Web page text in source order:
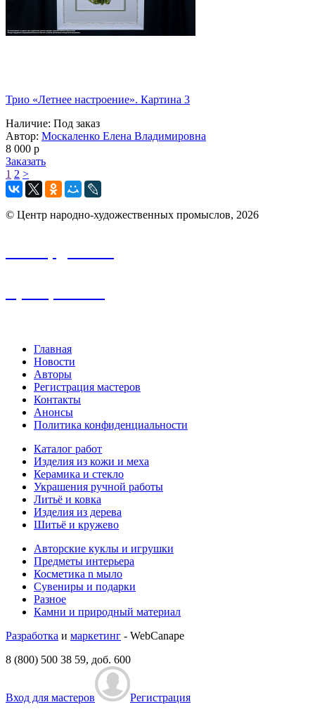
Трио «Летнее настроение». Картина 3
Наличие: Под заказ
Автор: Москаленко Елена Владимировна
8 000 p
Заказать
1 2 >
© Центр народно-художественных промыслов, 2026
Главная
Новости
Авторы
Регистрация мастеров
Контакты
Анонсы
Политика конфиденциальности
Каталог работ
Изделия из кожи и меха
Керамика и стекло
Украшения ручной работы
Литьё и ковка
Изделия из дерева
Шитьё и кружево
Авторские куклы и игрушки
Предметы интерьера
Косметика n мыло
Сувениры и подарки
Разное
Камни и природный материал
Разработка и маркетинг - WebCanape
8 (800) 500 38 59, доб. 600
Вход для мастеров
Регистрация